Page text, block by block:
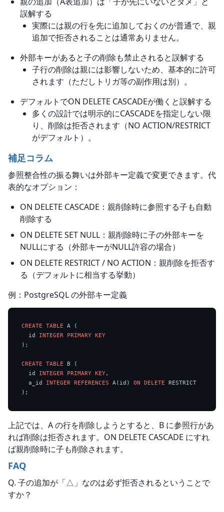
誤解する
実際には親の行を先に追加しておくのが普通で、親
追加で拒否されることは通常ありません。
外部キーがあると子の削除も禁止されると誤解する
子行の削除は親には影響しないため、基本的に許可
されます（ただしトリガ等の副作用は別）。
デフォルトでON DELETE CASCADEが働くと誤解する
多くの設計では明示的にCASCADEを指定しない限
り、削除は拒否されます（NO ACTION/RESTRICT
がデフォルト）。
補足コラム
参照整合性の振る舞いは外部キー定義で変更できます。代
表的なオプション：
ON DELETE CASCADE：親削除時に参照する子も自動
削除する
ON DELETE SET NULL：親削除時に子の外部キーを
NULLにする（外部キーがNULL許容の場合）
ON DELETE RESTRICT / NO ACTION：親削除を拒否す
る（デフォルトに相当する挙動）
例：PostgreSQL の外部キー定義
CREATE TABLE A (
  id
INTEGER PRIMARY KEY
);
CREATE TABLE B (
  id
INTEGER PRIMARY KEY,
  a_id
INTEGER REFERENCES A(id) ON DELETE RESTRICT
上記では、A の行を削除しようとすると、B に参照行があ
れば削除は拒否されます。ON DELETE CASCADE にすれ
ば親削除時に子も削除されます。
FAQ
Q. 子の追加が「△」なのは必ず拒否されるということで
すか？